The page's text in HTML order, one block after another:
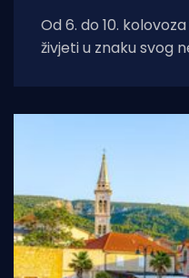
Od 6. do 10.
živjeti u znaku svog